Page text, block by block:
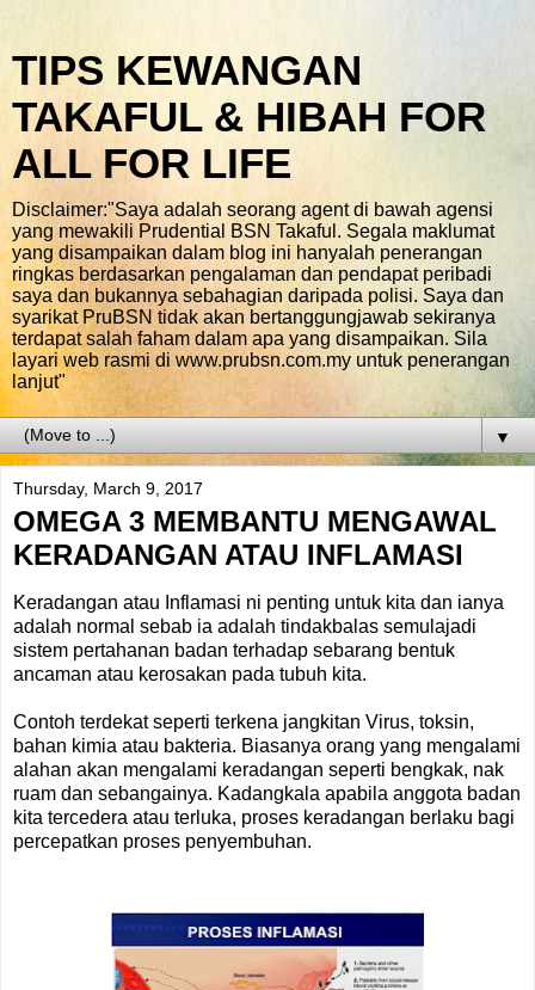
TIPS KEWANGAN
TAKAFUL & HIBAH FOR
ALL FOR LIFE
Disclaimer:"Saya adalah seorang agent di bawah agensi
yang mewakili Prudential BSN Takaful. Segala maklumat
yang disampaikan dalam blog ini hanyalah penerangan
ringkas berdasarkan pengalaman dan pendapat peribadi
saya dan bukannya sebahagian daripada polisi. Saya dan
syarikat PruBSN tidak akan bertanggungjawab sekiranya
terdapat salah faham dalam apa yang disampaikan. Sila
layari web rasmi di www.prubsn.com.my untuk penerangan
lanjut"
▼
Thursday, March 9, 2017
OMEGA 3 MEMBANTU MENGAWAL
KERADANGAN ATAU INFLAMASI
Keradangan atau Inflamasi ni penting untuk kita dan ianya
adalah normal sebab ia adalah tindakbalas semulajadi
sistem pertahanan badan terhadap sebarang bentuk
ancaman atau kerosakan pada tubuh kita.
Contoh terdekat seperti terkena jangkitan Virus, toksin,
bahan kimia atau bakteria. Biasanya orang yang mengalami
alahan akan mengalami keradangan seperti bengkak, nak
ruam dan sebangainya. Kadangkala apabila anggota badan
kita tercedera atau terluka, proses keradangan berlaku bagi
percepatkan proses penyembuhan.